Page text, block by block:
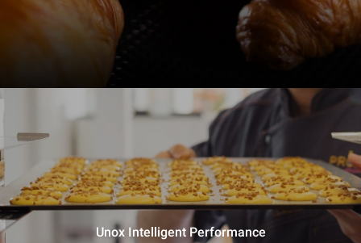
Unox Intelligent Performance